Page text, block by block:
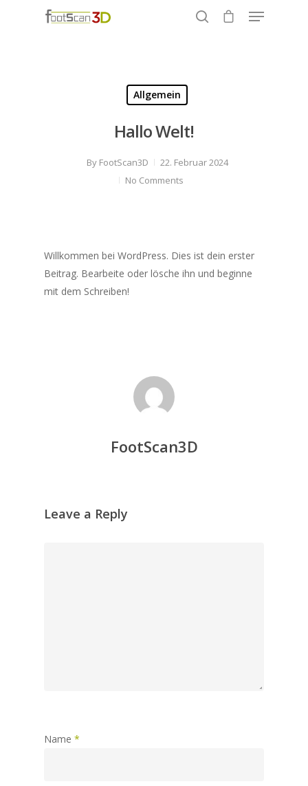
Hit enter to search or ESC to close
Allgemein
Hallo Welt!
By FootScan3D
22. Februar 2024
No Comments
Willkommen bei WordPress. Dies ist dein erster
Beitrag. Bearbeite oder lösche ihn und beginne
mit dem Schreiben!
FootScan3D
Leave a Reply
Name *